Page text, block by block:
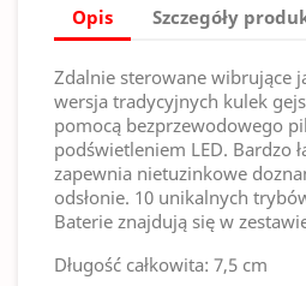
Opis Szczegóły
Zdalnie sterowane wibrujące
wersja tradycyjnych kulek
pomocą bezprzewodowego
podświetleniem LED. Bardzo
zapewnia nietuzinkowe
odsłonie. 10 unikalnych
Baterie znajdują się w
Długość całkowita: 7,5 cm